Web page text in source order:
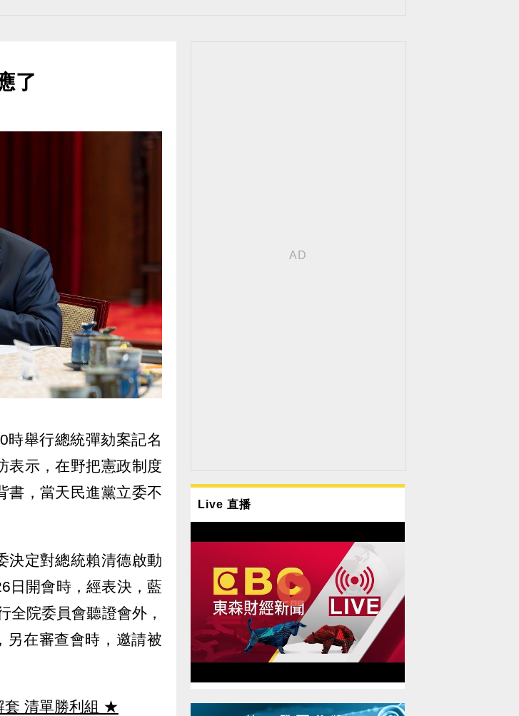
了
時舉行總統彈劾案記名
表示，在野把憲政制度
書，當天民進黨立委不
決定對總統賴清德啟動
日開會時，經表決，藍
全院委員會聽證會外，
另在審查會時，邀請被
清單勝利組 ★
Live 直播